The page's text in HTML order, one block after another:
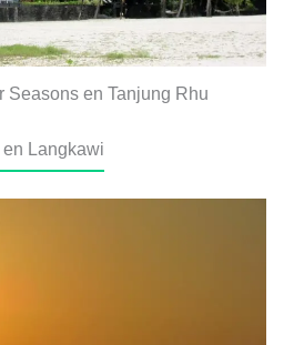
Seasons en Tanjung Rhu
en Langkawi